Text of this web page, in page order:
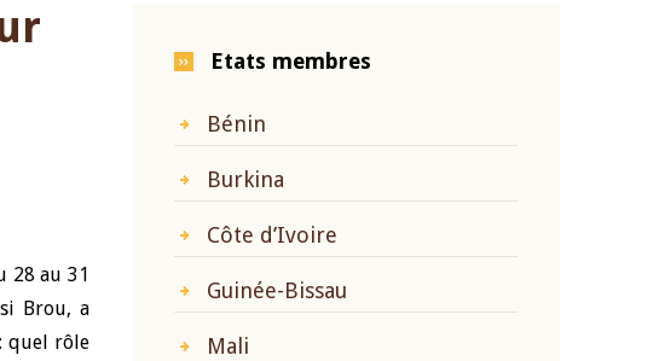
28 au 31
Brou, a
quel rôle
Etats membres
Bénin
Burkina
Côte d’Ivoire
Guinée-Bissau
Mali